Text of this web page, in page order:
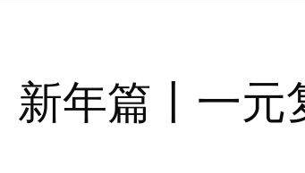
新年篇丨一元